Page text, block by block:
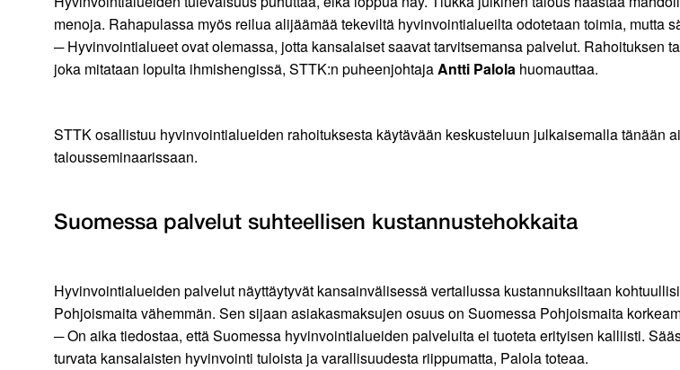
menoja. Rahapulassa myös reilua alijäämää tekeviltä hyvinvointialueilta odotetaan toimia, mutta
─ Hyvinvointialueet ovat olemassa, jotta kansalaiset saavat tarvitsemansa palvelut.
joka mitataan lopulta ihmishengissä, STTK:n puheenjohtajaAntti Palola huomauttaa.
STTK osallistuu hyvinvointialueiden rahoituksesta käytävään keskusteluun julkaisemalla tänään
talousseminaarissaan.
Suomessa palvelut suhteellisen kustannustehokkaita
Hyvinvointialueiden palvelut näyttäytyvät kansainvälisessä vertailussa kustannuksiltaan
Pohjoismaita vähemmän. Sen sijaan asiakasmaksujen osuus on Suomessa Pohjoismaita
─ On aika tiedostaa, että Suomessa hyvinvointialueiden palveluita ei tuoteta erityisen kalliisti.
turvata kansalaisten hyvinvointi tuloista ja varallisuudesta riippumatta, Palola toteaa.